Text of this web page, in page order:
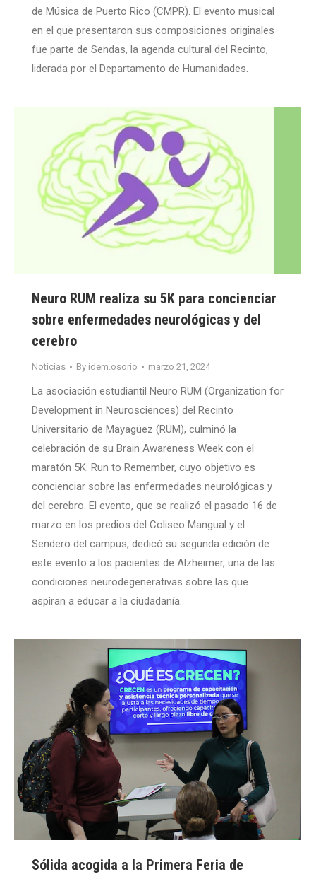
de Música de Puerto Rico (CMPR). El evento musical
en el que presentaron sus composiciones originales
fue parte de Sendas, la agenda cultural del Recinto,
liderada por el Departamento de Humanidades.
Neuro RUM realiza su 5K para concienciar
sobre enfermedades neurológicas y del
cerebro
Noticias By idem.osorio marzo 21, 2024
La asociación estudiantil Neuro RUM (Organization for
Development in Neurosciences) del Recinto
Universitario de Mayagüez (RUM), culminó la
celebración de su Brain Awareness Week con el
maratón 5K: Run to Remember, cuyo objetivo es
concienciar sobre las enfermedades neurológicas y
del cerebro. El evento, que se realizó el pasado 16 de
marzo en los predios del Coliseo Mangual y el
Sendero del campus, dedicó su segunda edición de
este evento a los pacientes de Alzheimer, una de las
condiciones neurodegenerativas sobre las que
aspiran a educar a la ciudadanía.
Sólida acogida a la Primera Feria de